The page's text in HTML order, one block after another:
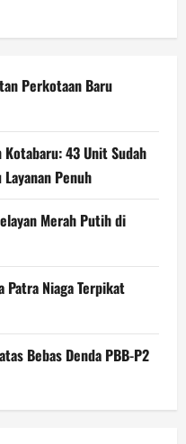
Perkotaan Baru
43 Unit Sudah
Penuh
Merah Putih di
Niaga Terpikat
Bebas Denda PBB-P2